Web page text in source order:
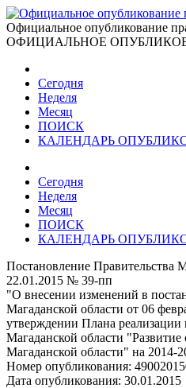
Официальное опубликование
ОФИЦИАЛЬНОЕ
Сегодня
Неделя
Месяц
ПОИСК
КАЛЕНДАРЬ
Сегодня
Неделя
Месяц
ПОИСК
КАЛЕНДАРЬ
Постановление Правительства
22.01.2015 № 39-пп
"О внесении изменений в
Магаданской области от 06
утверждении Плана
Магаданской области "Развитие
Магаданской области" на 2014-
Номер опубликования:
Дата опубликования: 30.01.2015